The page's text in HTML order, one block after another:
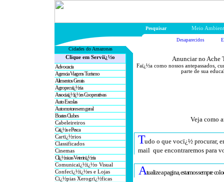
Pesquisar Meio
Desaparecidos
Cidades do Amazonas
Clique em Serviï¿½o
Advocacia
Agencia Viagens Turismo
Alimentos Gerais
Agropecuï¿½ria
Associaï¿½ï¿½es Cooperativas
Auto Escolas
Automotores em geral
Boates Clubes
Cabeleireiros
Caï¿½a e Pesca
Cartï¿½rios
Classificados
Cinemas
Clï¿½nicas Veterinï¿½ria
Comunicaï¿½ï¿½o Visual
Confecï¿½ï¿½es e Lojas
Cï¿½pias Xerogrï¿½ficas
Anunciar no Ache
Faï¿½a como nossos antepassados,
parte de sua
Veja como
Tudo o que vocï¿½ procurar,
mail que encontraremos para
Atualize a pagina, estamos sempre